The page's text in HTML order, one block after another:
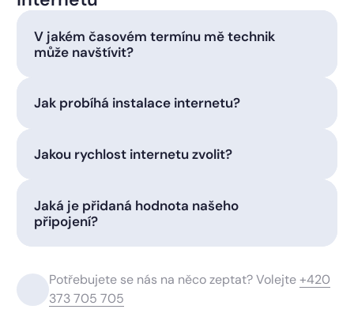
V jakém časovém termínu mě technik
může navštívit?
Jak probíhá instalace internetu?
Jakou rychlost internetu zvolit?
Jaká je přidaná hodnota našeho
připojení?
Potřebujete se nás na něco zeptat? Volejte+420
373 705 705